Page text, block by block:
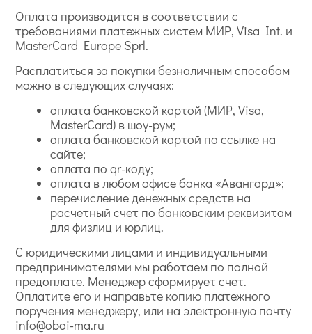
Оплата производится в соответствии с
требованиями платежных систем МИР, Visa Int. и
MasterCard Europe Sprl.
Расплатиться за покупки безналичным способом
можно в следующих случаях:
оплата банковской картой (МИР, Visa,
MasterCard) в шоу-рум;
оплата банковской картой по ссылке на
сайте;
оплата по qr-коду;
оплата в любом офисе банка «Авангард»;
перечисление денежных средств на
расчетный счет по банковским реквизитам
для физлиц и юрлиц.
С юридическими лицами и индивидуальными
предпринимателями мы работаем по полной
предоплате. Менеджер сформирует счет.
Оплатите его и направьте копию платежного
поручения менеджеру, или на электронную почту
info@oboi-ma.ru